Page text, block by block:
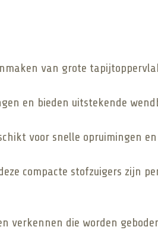
van grote
en bieden uitstekende
voor snelle opruimingen
compacte stofzuigers zijn
verkennen die worden